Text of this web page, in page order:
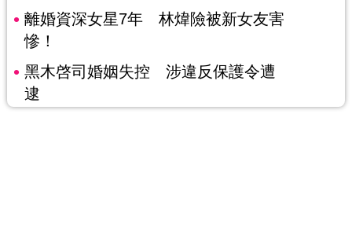
離婚資深女星7年 林煒險被新女友害
慘！
黑木啓司婚姻失控 涉違反保護令遭
逮